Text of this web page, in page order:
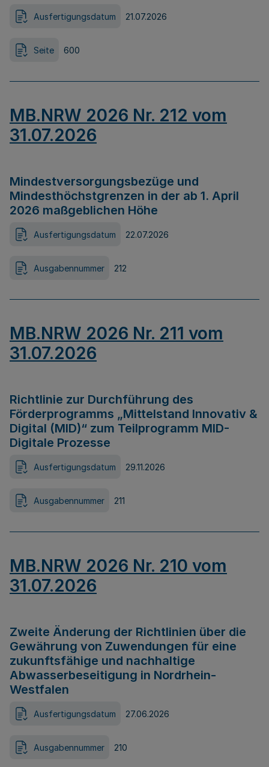
Ausfertigungsdatum 21.07.2026
Seite 600
MB.NRW 2026 Nr. 212 vom
31.07.2026
Mindestversorgungsbezüge und
Mindesthöchstgrenzen in der ab 1. April
2026 maßgeblichen Höhe
Ausfertigungsdatum 22.07.2026
Ausgabennummer 212
MB.NRW 2026 Nr. 211 vom
31.07.2026
Richtlinie zur Durchführung des
Förderprogramms „Mittelstand Innovativ &
Digital (MID)“ zum Teilprogramm MID-
Digitale Prozesse
Ausfertigungsdatum 29.11.2026
Ausgabennummer 211
MB.NRW 2026 Nr. 210 vom
31.07.2026
Zweite Änderung der Richtlinien über die
Gewährung von Zuwendungen für eine
zukunftsfähige und nachhaltige
Abwasserbeseitigung in Nordrhein-
Westfalen
Ausfertigungsdatum 27.06.2026
Ausgabennummer 210